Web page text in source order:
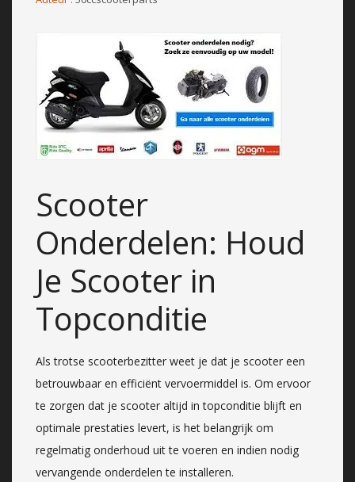
Scooter
Onderdelen: Houd
Je Scooter in
Topconditie
Als trotse scooterbezitter weet je dat je scooter een
betrouwbaar en efficiënt vervoermiddel is. Om ervoor
te zorgen dat je scooter altijd in topconditie blijft en
optimale prestaties levert, is het belangrijk om
regelmatig onderhoud uit te voeren en indien nodig
vervangende onderdelen te installeren.